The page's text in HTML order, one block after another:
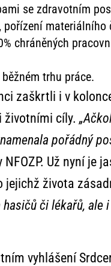
se zdravotním
materiálního
chráněných
trhu práce.
zaškrtli i v kolonce
životními cíly.
pořádný
Už nyní je
života
hasičů či lékařů,
vyhlášení